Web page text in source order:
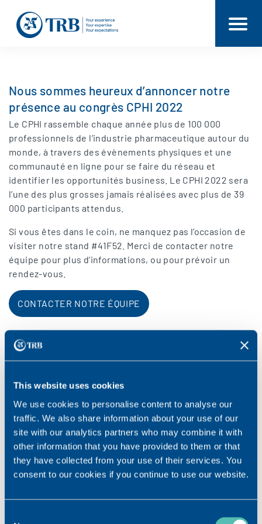
This website uses cookies
We use cookies to personalise content to analyse our
traffic. We also share information about your use of our
site with our analytics partners who may combine it with
other information that you have provided to them or that
they have collected from your use of their services. You
consent to our cookies if you continue to use our website.
Nous sommes heureux d’annoncer notre
présence au congrès CPHI 2022
Le CPHI rassemble chaque année plus de 100 000
professionnels de l’industrie pharmaceutique autour du
monde, à travers des évènements physiques et une
communauté en ligne pour se faire du réseau et
identifier les opportunités business. Le CPHI 2022 sera
l’une des plus grosses jamais réalisées avec plus de 39
000 participants attendus.
Si vous êtes dans le coin, ne manquez pas l’occasion de
visiter notre stand #41F52. Merci de contacter notre
équipe pour plus d’informations, ou pour prévoir un
rendez-vous.
CONTACTER NOTRE ÉQUIPE
TRB sera présent au 40e congrès de
l’ESCRS (de l’ESCRS (European Society of
Cataract and Refractive Surgeons)
Rendez-nous visite au 40e congrès de l’ESCRS à Milan.
Nous serons heureux de vous accueillir sur notre stand